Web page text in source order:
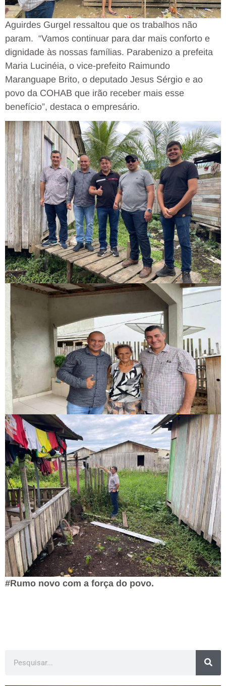
Aguirdes Gurgel ressaltou que os trabalhos não
param. “Vamos continuar para dar mais conforto e
dignidade às nossas famílias. Parabenizo a prefeita
Maria Lucinéia, o vice-prefeito Raimundo
Maranguape Brito, o deputado Jesus Sérgio e ao
povo da COHAB que irão receber mais esse
benefício”, destaca o empresário.
#Rumo novo com a força do povo.